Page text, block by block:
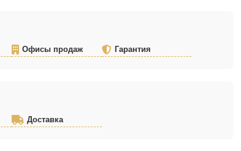
Офисы продаж Гарантия
Доставка